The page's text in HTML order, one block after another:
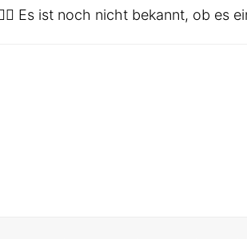
Es ist noch nicht bekannt, ob es